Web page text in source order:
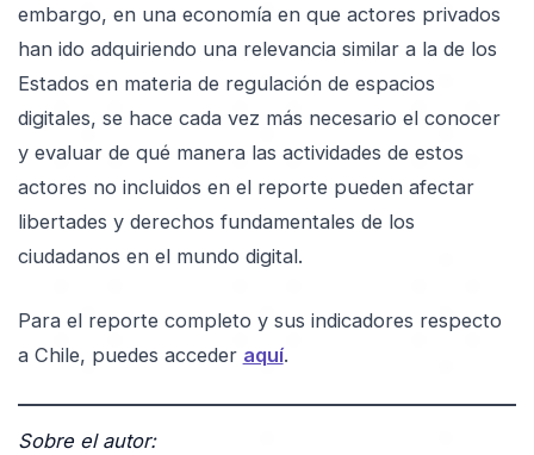
embargo, en una economía en que actores privados
han ido adquiriendo una relevancia similar a la de los
Estados en materia de regulación de espacios
digitales, se hace cada vez más necesario el conocer
y evaluar de qué manera las actividades de estos
actores no incluidos en el reporte pueden afectar
libertades y derechos fundamentales de los
ciudadanos en el mundo digital.
Para el reporte completo y sus indicadores respecto
a Chile, puedes acceder aquí.
Sobre el autor: